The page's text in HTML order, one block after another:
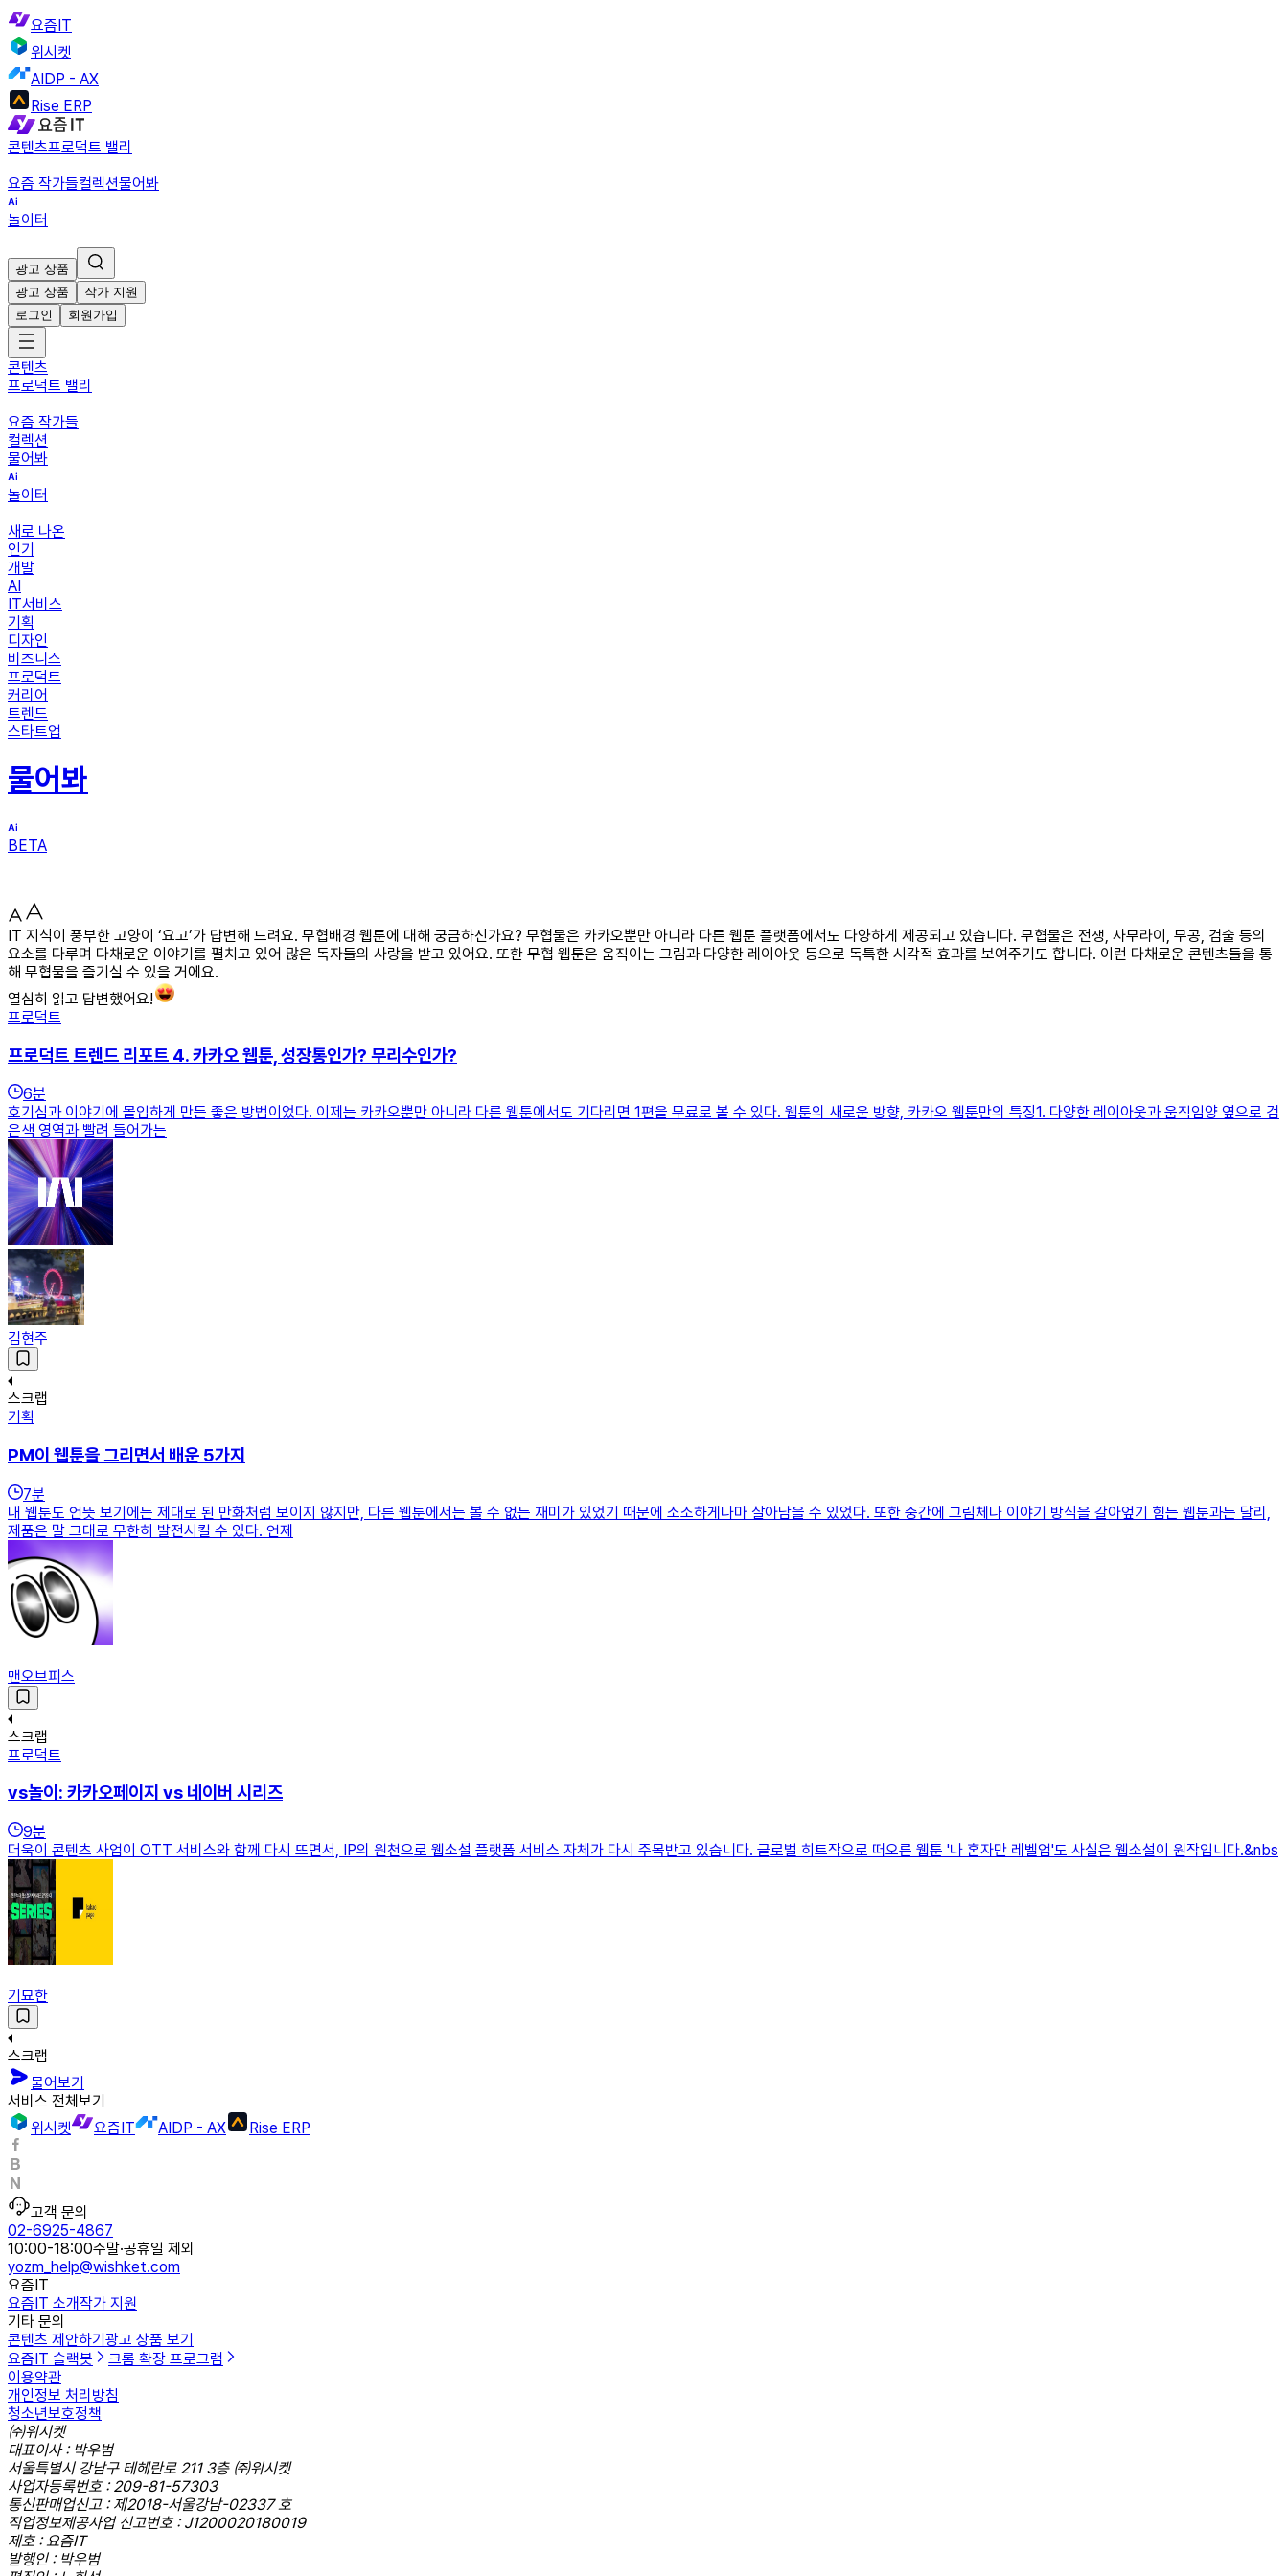
요즘IT
위시켓
AIDP - AX
Rise ERP
콘텐츠프로덕트 밸리
요즘 작가들컬렉션물어봐
놀이터
광고 상품
광고 상품
작가 지원
로그인
회원가입
콘텐츠
프로덕트 밸리
요즘 작가들
컬렉션
물어봐
놀이터
새로 나온
인기
개발
AI
IT서비스
기획
디자인
비즈니스
프로덕트
커리어
트렌드
스타트업
물어봐
BETA
IT 지식이 풍부한 고양이 ‘요고’가 답변해 드려요. 무협배경 웹툰에 대해 궁금하신가요? 무협물은 카카오뿐만 아니라 다른 웹툰 플랫폼에서도 다양하게 제공되고 있습니다. 무협물은 전쟁, 사무라이, 무공, 검술 등의
요소를 다루며 다채로운 이야기를 펼치고 있어 많은 독자들의 사랑을 받고 있어요. 또한 무협 웹툰은 움직이는 그림과 다양한 레이아웃 등으로 독특한 시각적 효과를 보여주기도 합니다. 이런 다채로운 콘텐츠들을 통
해 무협물을 즐기실 수 있을 거에요.
열심히 읽고 답변했어요!
프로덕트
프로덕트 트렌드 리포트 4. 카카오 웹툰, 성장통인가? 무리수인가?
6분
호기심과 이야기에 몰입하게 만든 좋은 방법이었다. 이제는 카카오뿐만 아니라 다른 웹툰에서도 기다리면 1편을 무료로 볼 수 있다. 웹툰의 새로운 방향, 카카오 웹툰만의 특징1. 다양한 레이아웃과 움직임양 옆으로 검
은색 영역과 빨려 들어가는
김현주
스크랩
기획
PM이 웹툰을 그리면서 배운 5가지
7분
내 웹툰도 언뜻 보기에는 제대로 된 만화처럼 보이지 않지만, 다른 웹툰에서는 볼 수 없는 재미가 있었기 때문에 소소하게나마 살아남을 수 있었다. 또한 중간에 그림체나 이야기 방식을 갈아엎기 힘든 웹툰과는 달리,
제품은 말 그대로 무한히 발전시킬 수 있다. 언제
맨오브피스
스크랩
프로덕트
vs놀이: 카카오페이지 vs 네이버 시리즈
9분
더욱이 콘텐츠 사업이 OTT 서비스와 함께 다시 뜨면서, IP의 원천으로 웹소설 플랫폼 서비스 자체가 다시 주목받고 있습니다. 글로벌 히트작으로 떠오른 웹툰 '나 혼자만 레벨업'도 사실은 웹소설이 원작입니다.&nbs
기묘한
스크랩
물어보기
서비스 전체보기
위시켓
요즘IT AIDP - AX Rise ERP
고객 문의
02-6925-4867
10:00-18:00주말·공휴일 제외
yozm_help@wishket.com
요즘IT
요즘IT 소개작가 지원
기타 문의
콘텐츠 제안하기 광고 상품 보기
요즘IT 슬랙봇
크롬 확장 프로그램
이용약관
개인정보 처리방침
청소년보호정책
㈜위시켓
대표이사 : 박우범
서울특별시 강남구 테헤란로 211 3층 ㈜위시켓
사업자등록번호 : 209-81-57303
통신판매업신고 : 제2018-서울강남-02337 호
직업정보제공사업 신고번호 : J1200020180019
제호 : 요즘IT
발행인 : 박우범